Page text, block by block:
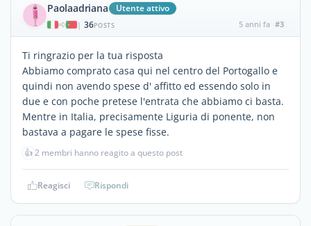
Paolaadriana Utente attivo
| 36POSTS 5 anni fa #3
Ti ringrazio per la tua risposta
Abbiamo comprato casa qui nel centro del Portogallo e
quindi non avendo spese d' affitto ed essendo solo in
due e con poche pretese l'entrata che abbiamo ci basta.
Mentre in Italia, precisamente Liguria di ponente, non
bastava a pagare le spese fisse.
👍2 membri hanno reagito a questo post
Reagisci Rispondi